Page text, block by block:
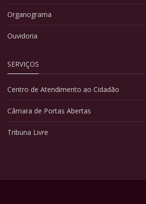
Organograma
Ouvidoria
SERVIÇOS
Centro de Atendimento ao Cidadão
Câmara de Portas Abertas
Tribuna Livre